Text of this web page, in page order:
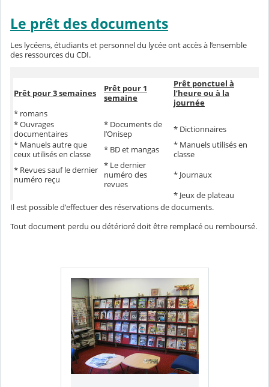
Le prêt des documents
Les lycéens, étudiants et personnel du lycée ont accès à l’ensemble
des ressources du CDI.
Prêt pour 3 semaines
Prêt pour 1
semaine
Prêt ponctuel à
l’heure ou à la
journée
* romans
* Ouvrages
documentaires
* Documents de
l’Onisep
* Dictionnaires
* Manuels autre que
ceux utilisés en classe
* BD et mangas
* Manuels utilisés en
classe
* Revues sauf le dernier
numéro reçu
* Le dernier
numéro des
revues
* Journaux
* Jeux de plateau
Il est possible d'effectuer des réservations de documents.
Tout document perdu ou détérioré doit être remplacé ou remboursé.